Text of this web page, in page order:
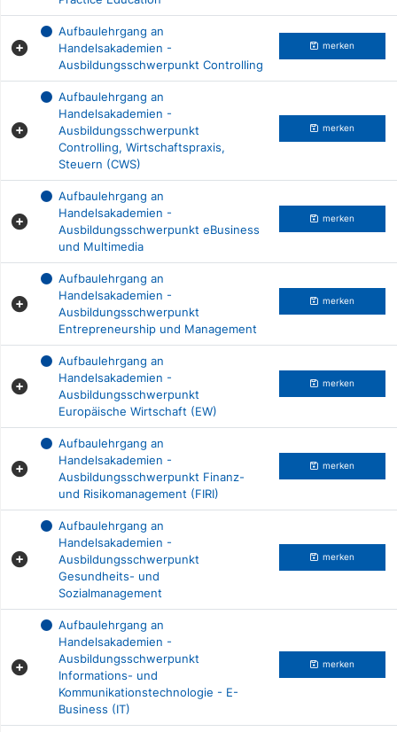
Aufbaulehrgang an
Handelsakademien -
Ausbildungsschwerpunkt Controlling
merken
Aufbaulehrgang an
Handelsakademien -
Ausbildungsschwerpunkt
Controlling, Wirtschaftspraxis,
Steuern (CWS)
merken
Aufbaulehrgang an
Handelsakademien -
Ausbildungsschwerpunkt eBusiness
und Multimedia
merken
Aufbaulehrgang an
Handelsakademien -
Ausbildungsschwerpunkt
Entrepreneurship und Management
merken
Aufbaulehrgang an
Handelsakademien -
Ausbildungsschwerpunkt
Europäische Wirtschaft (EW)
merken
Aufbaulehrgang an
Handelsakademien -
Ausbildungsschwerpunkt Finanz-
und Risikomanagement (FIRI)
merken
Aufbaulehrgang an
Handelsakademien -
Ausbildungsschwerpunkt
Gesundheits- und
Sozialmanagement
merken
Aufbaulehrgang an
Handelsakademien -
Ausbildungsschwerpunkt
Informations- und
Kommunikationstechnologie - E-
Business (IT)
merken